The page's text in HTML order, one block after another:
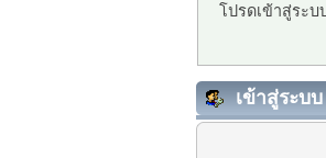
โปรดเข้าสู่ระ
เข้าสู่ระบบ